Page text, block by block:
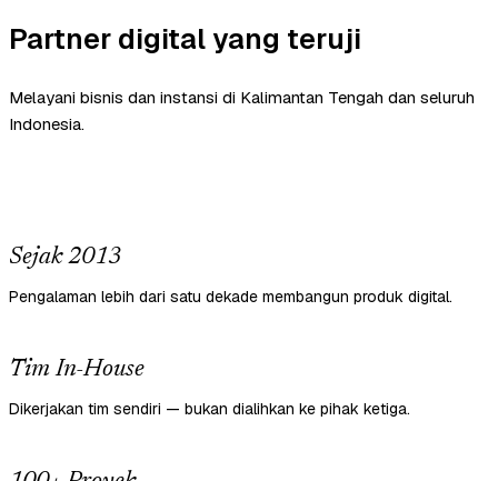
Partner digital yang teruji
Melayani bisnis dan instansi di Kalimantan Tengah dan seluruh
Indonesia.
Sejak 2013
Pengalaman lebih dari satu dekade membangun produk digital.
Tim In-House
Dikerjakan tim sendiri — bukan dialihkan ke pihak ketiga.